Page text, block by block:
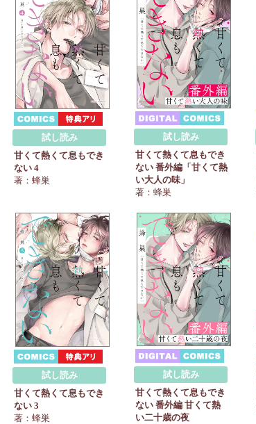
試し読み
甘くて熱くて息もでき
ない 4
著：蜂巣
試し読み
甘くて熱くて息もでき
ない 番外編「甘くて熱
い大人の味」
著：蜂巣
試し読み
甘くて熱くて息もでき
ない 3
著：蜂巣
試し読み
甘くて熱くて息もでき
ない 番外編 甘くて熱
い二十歳の夜